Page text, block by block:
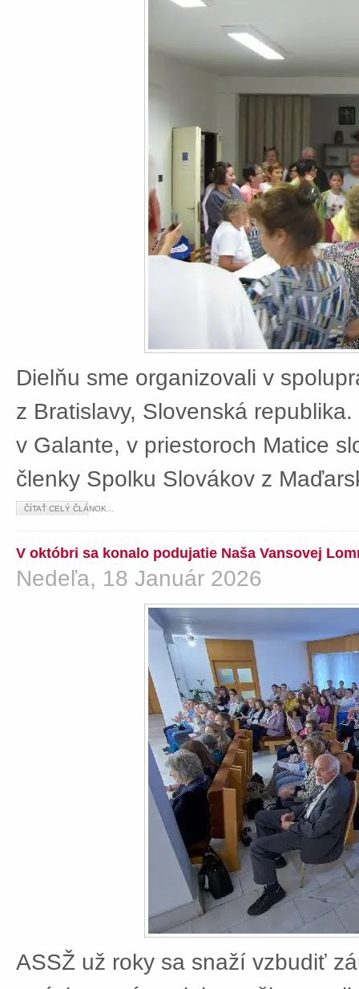
Dielňu sme organizovali v
z Bratislavy, Slovenská
v Galante, v priestoroch Matice
členky Spolku Slovákov z
ČÍTAŤ CELÝ ČLÁNOK...
V októbri sa konalo podujatie Naša Vansovej
Nedeľa, 18 Január 2026
ASSŽ už roky sa snaží vzbudiť